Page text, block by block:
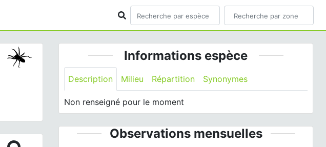
Informations espèce
Description Milieu Répartition Synonymes
Non renseigné pour le moment
Observations mensuelles